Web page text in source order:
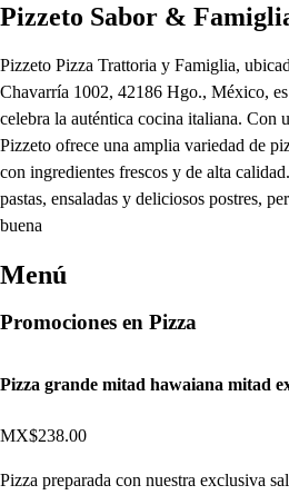
Pizzeto Sabor &
Pizzeto Pizza Trattoria y Famiglia,
Chavarría 1002, 42186 Hgo., México,
celebra la auténtica cocina italiana. Con
Pizzeto ofrece una amplia variedad de
con ingredientes frescos y de alta
pastas, ensaladas y deliciosos postres,
buena
Menú
Promociones en Pizza
Pizza grande mitad hawaiana mitad
MX$238.00
Pizza preparada con nuestra exclusiva